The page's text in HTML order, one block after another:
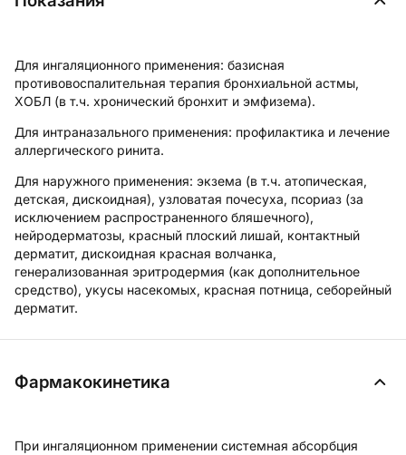
Для ингаляционного применения: базисная
противовоспалительная терапия бронхиальной астмы,
ХОБЛ (в т.ч. хронический бронхит и эмфизема).
Для интраназального применения: профилактика и лечение
аллергического ринита.
Для наружного применения: экзема (в т.ч. атопическая,
детская, дискоидная), узловатая почесуха, псориаз (за
исключением распространенного бляшечного),
нейродерматозы, красный плоский лишай, контактный
дерматит, дискоидная красная волчанка,
генерализованная эритродермия (как дополнительное
средство), укусы насекомых, красная потница, себорейный
дерматит.
Фармакокинетика
При ингаляционном применении системная абсорбция